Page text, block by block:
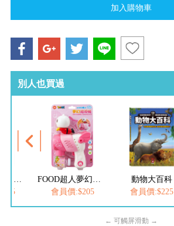
別人也買過
會員價:$205
動物大百科
會員價:$225
← 可觸屏滑動 →